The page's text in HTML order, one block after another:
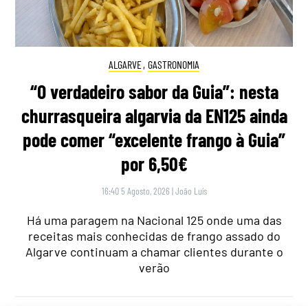
ALGARVE, GASTRONOMIA
“O verdadeiro sabor da Guia”: nesta
churrasqueira algarvia da EN125 ainda
pode comer “excelente frango à Guia”
por 6,50€
16:40 5 Agosto, 2026 |João Luís
Há uma paragem na Nacional 125 onde uma das
receitas mais conhecidas de frango assado do
Algarve continuam a chamar clientes durante o
verão